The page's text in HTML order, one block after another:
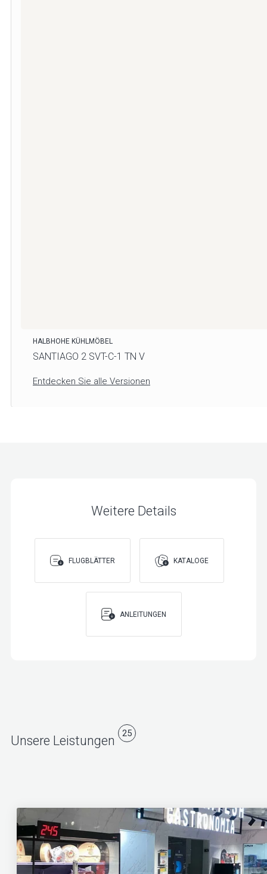
HALBHOHE KÜHLMÖBEL
SANTIAGO 2 SVT-C-1 TN V
Entdecken Sie alle Versionen
Weitere Details
FLUGBLÄTTER KATALOGE
ANLEITUNGEN
Unsere Leistungen 25